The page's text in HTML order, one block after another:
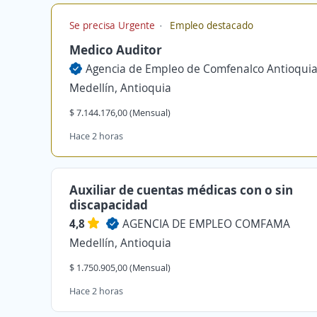
Se precisa Urgente Empleo destacado
Medico Auditor
Agencia de Empleo de Comfenalco Antioquia
Medellín, Antioquia
$ 7.144.176,00 (Mensual)
Hace 2 horas
Auxiliar de cuentas médicas con o sin
discapacidad
4,8
AGENCIA DE EMPLEO COMFAMA
Medellín, Antioquia
$ 1.750.905,00 (Mensual)
Hace 2 horas